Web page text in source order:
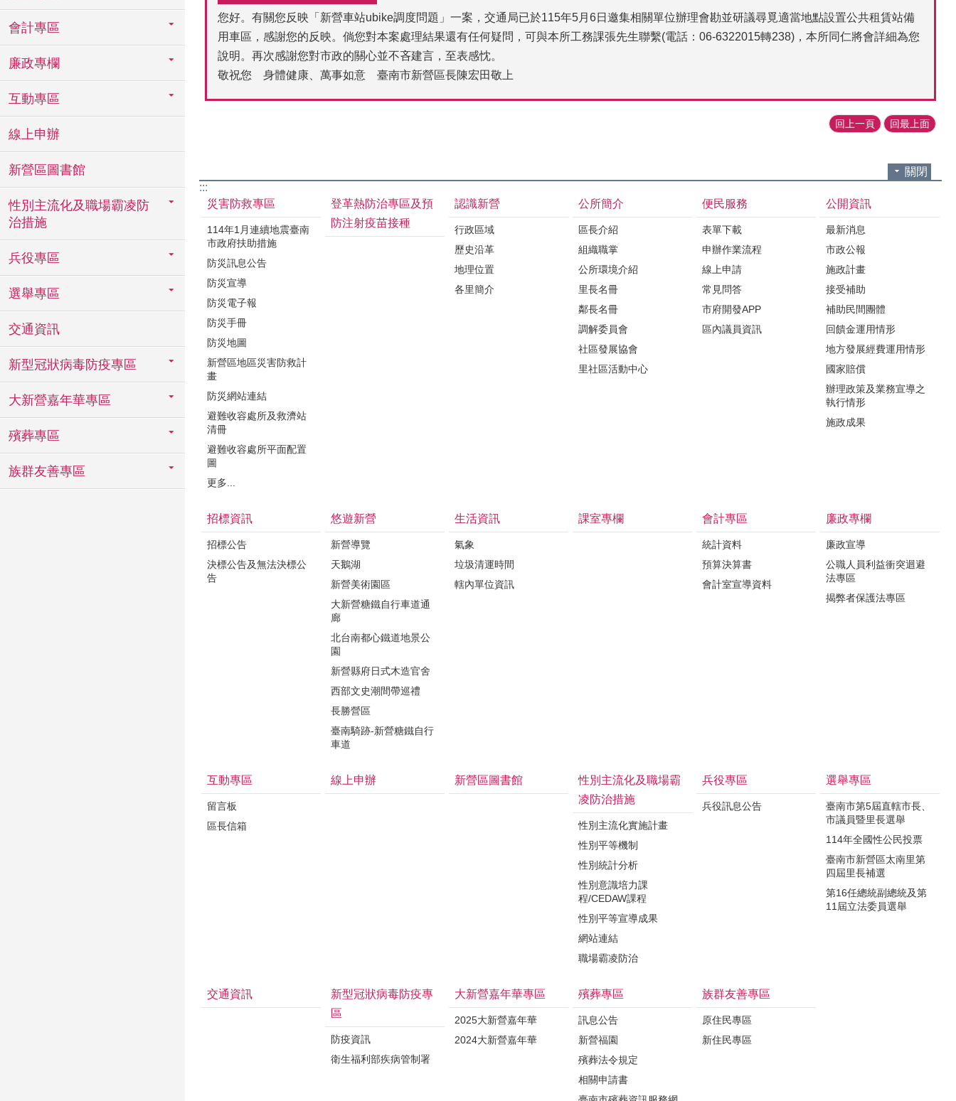
會計專區
廉政專欄
互動專區
線上申辦
新營區圖書館
性別主流化及職場霸凌防
治措施
兵役專區
選舉專區
交通資訊
新型冠狀病毒防疫專區
大新營嘉年華專區
殯葬專區
族群友善專區
您好。有關您反映「新營車站ubike調度問題」一案，交通局已於115年5月6日邀集相關單位辦理會勘並研議尋覓適當地點設置公共租賃站備
用車區，感謝您的反映。倘您對本案處理結果還有任何疑問，可與本所工務課張先生聯繫(電話：06-6322015轉238)，本所同仁將會詳細為您
說明。再次感謝您對市政的關心並不吝建言，至表感忱。
敬祝您 身體健康、萬事如意 臺南市新營區長陳宏田敬上
回上一頁 回最上面
關閉
:::
災害防救專區
114年1月連續地震臺南
市政府扶助措施
防災訊息公告
防災宣導
防災電子報
防災手冊
防災地圖
新營區地區災害防救計
畫
防災網站連結
避難收容處所及救濟站
清冊
避難收容處所平面配置
圖
更多...
登革熱防治專區及預
防注射疫苗接種
認識新營
行政區域
歷史沿革
地理位置
各里簡介
公所簡介
區長介紹
組織職掌
公所環境介紹
里長名冊
鄰長名冊
調解委員會
社區發展協會
里社區活動中心
便民服務
表單下載
申辦作業流程
線上申請
常見問答
市府開發APP
區內議員資訊
公開資訊
最新消息
市政公報
施政計畫
接受補助
補助民間團體
回饋金運用情形
地方發展經費運用情形
國家賠償
辦理政策及業務宣導之
執行情形
施政成果
招標資訊
招標公告
決標公告及無法決標公
告
悠遊新營
新營導覽
天鵝湖
新營美術園區
大新營糖鐵自行車道通
廊
北台南都心鐵道地景公
園
新營縣府日式木造官舍
西部文史潮間帶巡禮
長勝營區
臺南騎跡-新營糖鐵自行
車道
生活資訊
氣象
垃圾清運時間
轄內單位資訊
課室專欄 會計專區
統計資料
預算決算書
會計室宣導資料
廉政專欄
廉政宣導
公職人員利益衝突迴避
法專區
揭弊者保護法專區
互動專區
留言板
區長信箱
線上申辦 新營區圖書館
性別主流化及職場霸
凌防治措施
性別主流化實施計畫
性別平等機制
性別統計分析
性別意識培力課
程/CEDAW課程
性別平等宣導成果
網站連結
職場霸凌防治
兵役專區
兵役訊息公告
選舉專區
臺南市第5屆直轄市長、
市議員暨里長選舉
114年全國性公民投票
臺南市新營區太南里第
四屆里長補選
第16任總統副總統及第
11屆立法委員選舉
交通資訊
新型冠狀病毒防疫專
區
防疫資訊
衛生福利部疾病管制署
大新營嘉年華專區
2025大新營嘉年華
2024大新營嘉年華
殯葬專區
訊息公告
新營福園
殯葬法令規定
相關申請書
族群友善專區
原住民專區
新住民專區